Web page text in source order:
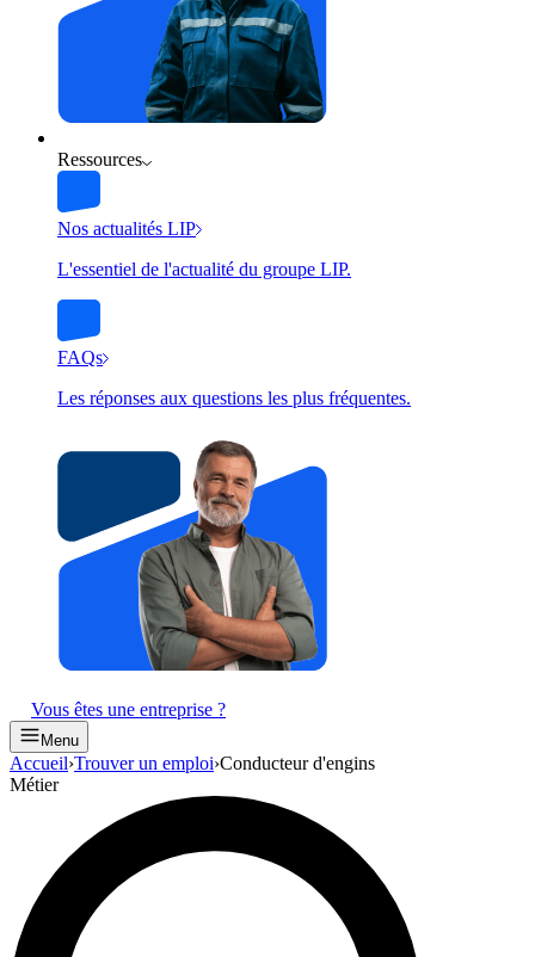
Ressources
Nos actualités LIP
L'essentiel de l'actualité du groupe LIP.
FAQs
Les réponses aux questions les plus fréquentes.
Vous êtes une entreprise ?
Menu
Accueil›Trouver un emploi›Conducteur d'engins
Métier